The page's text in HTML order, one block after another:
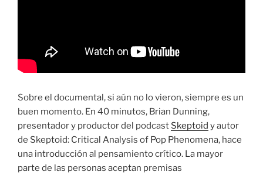
Sobre el documental, si aún no lo vieron, siempre es un
buen momento. En 40 minutos, Brian Dunning,
presentador y productor del podcast Skeptoid y autor
de Skeptoid: Critical Analysis of Pop Phenomena, hace
una introducción al pensamiento crítico. La mayor
parte de las personas aceptan premisas